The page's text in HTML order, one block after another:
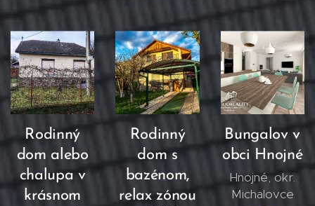
Rodinný
dom alebo
chalupa v
krásnom
Rodinný
dom s
bazénom,
relax zónou
Bungalov v
obci Hnojné
Hnojné, okr.
Michalovce